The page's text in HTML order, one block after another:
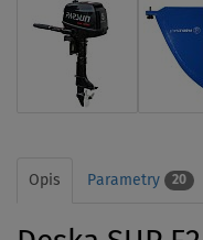
Opis Parametry 20